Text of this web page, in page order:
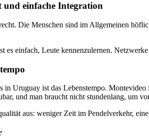
einfache Integration
Die Menschen sind im Allgemeinen
es einfach, Leute kennenzulernen.
in Uruguay ist das Lebenstempo.
und man braucht nicht stundenlang, um
aus: weniger Zeit im Pendelverkehr,